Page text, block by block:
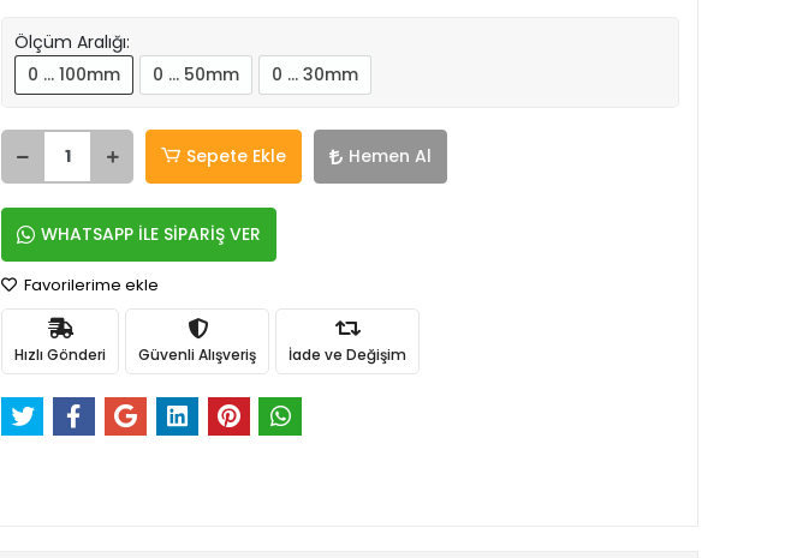
Ölçüm Aralığı:
0 … 100mm
0 … 50mm 0 … 30mm
Sepete Ekle Hemen Al
WHATSAPP İLE SİPARİŞ VER
Favorilerime ekle
Hızlı Gönderi Güvenli Alışveriş İade ve Değişim